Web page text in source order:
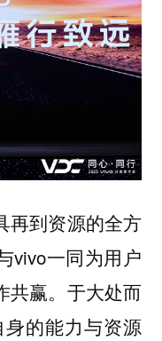
再到资源的全方
vivo一同为用户
共赢。于大处而
身的能力与资源